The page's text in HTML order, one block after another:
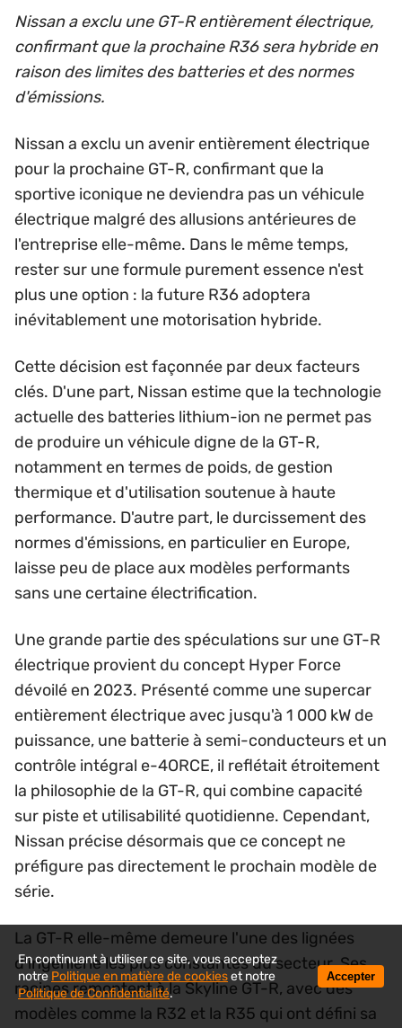
Nissan a exclu une GT-R entièrement électrique,
confirmant que la prochaine R36 sera hybride en
raison des limites des batteries et des normes
d'émissions.
Nissan a exclu un avenir entièrement électrique
pour la prochaine GT-R, confirmant que la
sportive iconique ne deviendra pas un véhicule
électrique malgré des allusions antérieures de
l'entreprise elle-même. Dans le même temps,
rester sur une formule purement essence n'est
plus une option : la future R36 adoptera
inévitablement une motorisation hybride.
Cette décision est façonnée par deux facteurs
clés. D'une part, Nissan estime que la technologie
actuelle des batteries lithium-ion ne permet pas
de produire un véhicule digne de la GT-R,
notamment en termes de poids, de gestion
thermique et d'utilisation soutenue à haute
performance. D'autre part, le durcissement des
normes d'émissions, en particulier en Europe,
laisse peu de place aux modèles performants
sans une certaine électrification.
Une grande partie des spéculations sur une GT-R
électrique provient du concept Hyper Force
dévoilé en 2023. Présenté comme une supercar
entièrement électrique avec jusqu'à 1 000 kW de
puissance, une batterie à semi-conducteurs et un
contrôle intégral e-4ORCE, il reflétait étroitement
la philosophie de la GT-R, qui combine capacité
sur piste et utilisabilité quotidienne. Cependant,
Nissan précise désormais que ce concept ne
préfigure pas directement le prochain modèle de
série.
La GT-R elle-même demeure l'une des lignées
d'ingénierie les plus constantes du secteur. Ses
racines remontent à la Skyline GT-R, avec des
modèles comme la R32 et la R35 qui ont défini sa
En continuant à utiliser ce site, vous acceptez
notrePolitique en matière de cookieset notre
Politique de Confidentialité.
Accepter